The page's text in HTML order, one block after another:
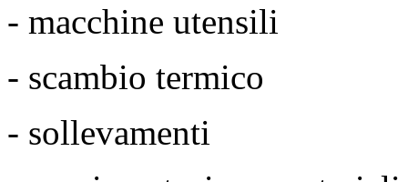
- macchine utensili
- scambio termico
- sollevamenti